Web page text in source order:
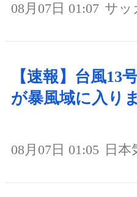
08月07日 01:07 サッ
【速報】台風
が暴風域に入り
08月07日 01:05 日本